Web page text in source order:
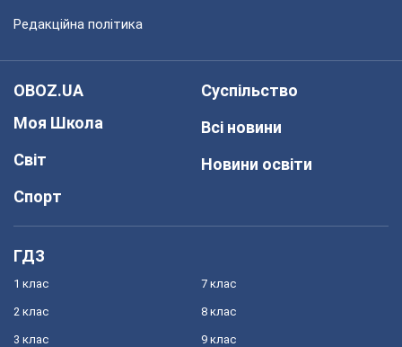
Редакційна політика
OBOZ.UA
Моя Школа
Світ
Спорт
Суспільство
Всі новини
Новини освіти
ГДЗ
1 клас
2 клас
3 клас
7 клас
8 клас
9 клас